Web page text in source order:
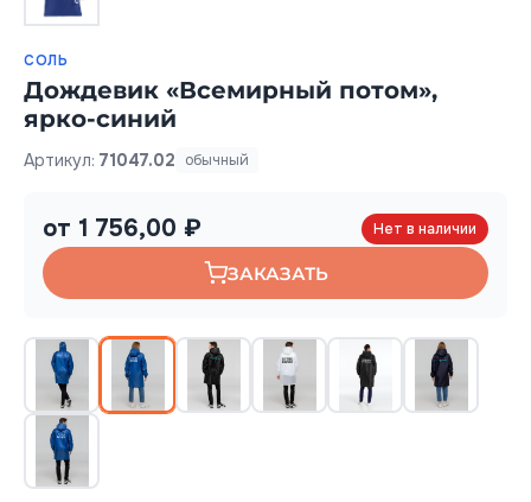
СОЛЬ
Дождевик «Всемирный потом»,
ярко-синий
Артикул: 71047.02 обычный
от 1 756,00 ₽ Нет в наличии
ЗАКАЗАТЬ